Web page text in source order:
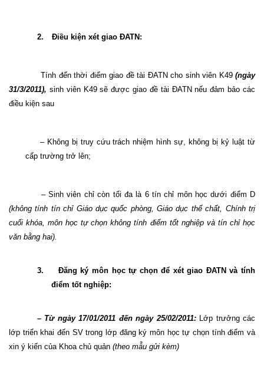
2. Điều kiện xét giao ĐATN:
Tính đến thời điểm giao đề tài ĐATN cho sinh viên K49 (ngày
31/3/2011), sinh viên K49 sẽ được giao đề tài ĐATN nếu đảm bảo các
điều kiện sau
– Không bị truy cứu trách nhiệm hình sự, không bị kỷ luật từ
cấp trường trở lên;
– Sinh viên chỉ còn tối đa là 6 tín chỉ môn học dưới điểm D
(không tính tín chỉ Giáo dục quốc phòng, Giáo dục thể chất, Chính trị
cuối khóa, môn học tự chọn không tính điểm tốt nghiệp và tín chỉ học
văn bằng hai).
3.
Đăng ký môn học tự chọn để xét giao ĐATN và tính
điểm tốt nghiệp:
– Từ ngày 17/01/2011 đến ngày 25/02/2011:Lớp trưởng các
lớp triển khai đến SV trong lớp đăng ký môn học tự chọn tính điểm và
xin ý kiến của Khoa chủ quản (theo mẫu gửi kèm)